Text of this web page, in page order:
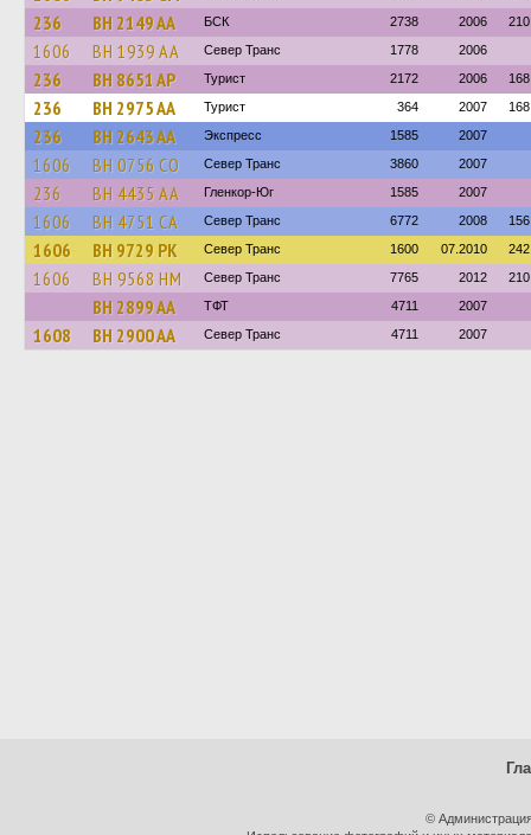
236 BH 2149 AA БСК 2738 2006 210
1606 BH 1939 AA Север Транс 1778 2006
236 BH 8651 AP Турист 2172 2006 168
236 BH 2975 AA Турист 364 2007 168
236 BH 2643 AA Экспресс 1585 2007
1606 BH 0756 CO Север Транс 3860 2007
236 BH 4435 AA Гленкор-Юг 1585 2007
1606 BH 4751 CA Север Транс 6772 2008 156
1606 BH 9729 PK Север Транс 1600 07.2010 242
1606 BH 9568 HM Север Транс 7765 2012 210
BH 2899 AA ТФТ 4711 2007
1608 BH 2900 AA Север Транс 4711 2007
©